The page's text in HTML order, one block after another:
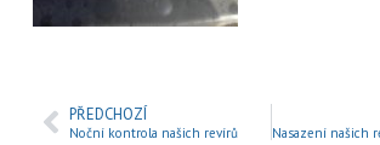
PŘEDCHOZÍ
Noční kontrola našich revírů